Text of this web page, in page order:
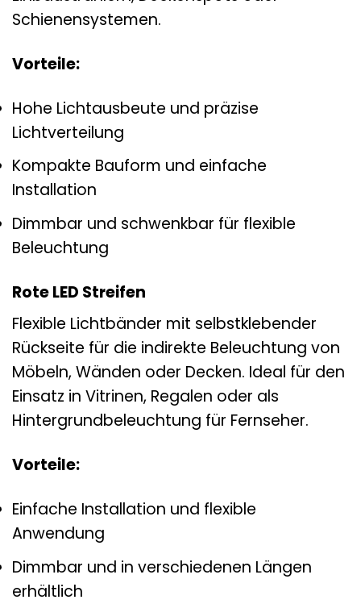
Schienensystemen.
Vorteile:
Hohe Lichtausbeute und präzise
Lichtverteilung
Kompakte Bauform und einfache
Installation
Dimmbar und schwenkbar für flexible
Beleuchtung
Rote LED Streifen
Flexible Lichtbänder mit selbstklebender
Rückseite für die indirekte Beleuchtung von
Möbeln, Wänden oder Decken. Ideal für den
Einsatz in Vitrinen, Regalen oder als
Hintergrundbeleuchtung für Fernseher.
Vorteile:
Einfache Installation und flexible
Anwendung
Dimmbar und in verschiedenen Längen
erhältlich